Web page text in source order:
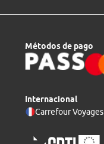
Métodos de pago
Internacional
Carrefour Voyages